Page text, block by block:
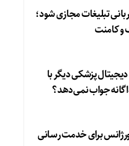
تبلیغات مجازی شود؛
و کامنت
دیجیتال پزشکی دیگر با
جواب نمی‌دهد؟
برای خدمت رسانی